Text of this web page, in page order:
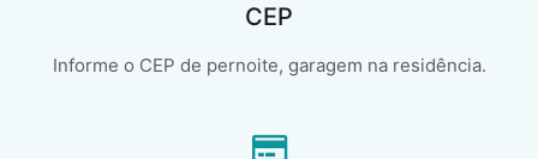
CEP
Informe o CEP de pernoite, garagem na residência.